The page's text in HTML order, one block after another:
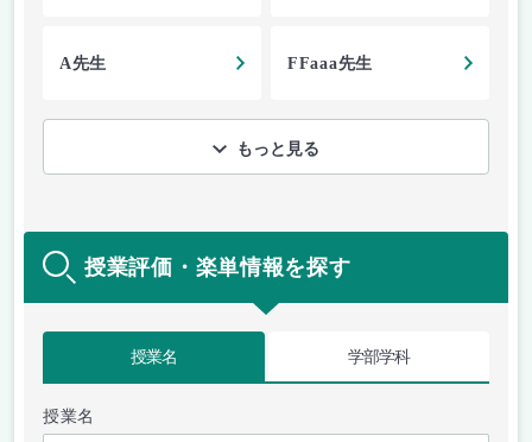
A先生 FFaaa先生
もっと見る
授業評価・楽単情報を探す
授業名 学部学科
授業名